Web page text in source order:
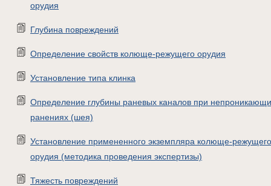
орудия
Глубина повреждений
Определение свойств колюще-режущего орудия
Установление типа клинка
Определение глубины раневых каналов при
ранениях (шея)
Установление примененного экземпляра колюще-режущего
орудия (методика проведения экспертизы)
Тяжесть повреждений